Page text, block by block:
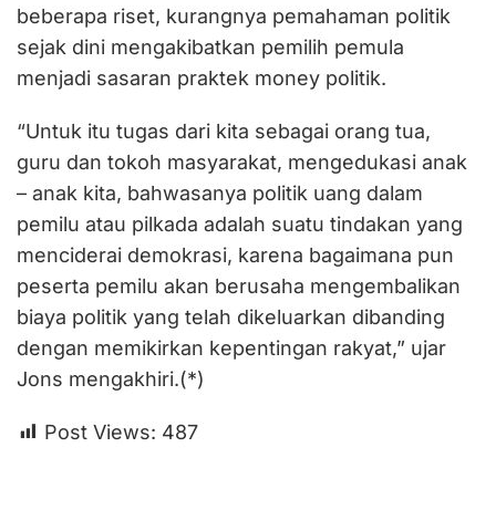
beberapa riset, kurangnya pemahaman politik
sejak dini mengakibatkan pemilih pemula
menjadi sasaran praktek money politik.
“Untuk itu tugas dari kita sebagai orang tua,
guru dan tokoh masyarakat, mengedukasi anak
– anak kita, bahwasanya politik uang dalam
pemilu atau pilkada adalah suatu tindakan yang
menciderai demokrasi, karena bagaimana pun
peserta pemilu akan berusaha mengembalikan
biaya politik yang telah dikeluarkan dibanding
dengan memikirkan kepentingan rakyat,” ujar
Jons mengakhiri.(*)
Post Views: 487